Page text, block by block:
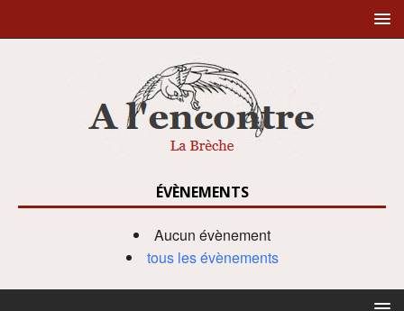
ÉVÈNEMENTS
Aucun évènement
tous les évènements